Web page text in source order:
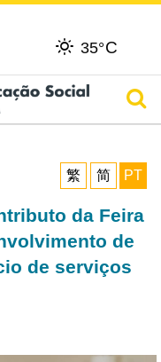
35°C
繁
简 PT
da Feira
de
de serviços